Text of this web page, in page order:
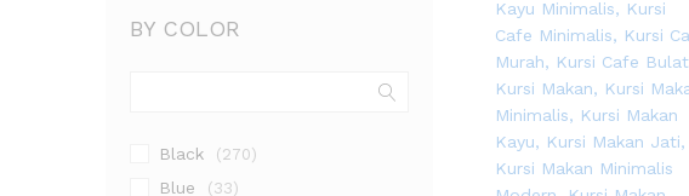
BY COLOR
Black (270)
Blue (33)